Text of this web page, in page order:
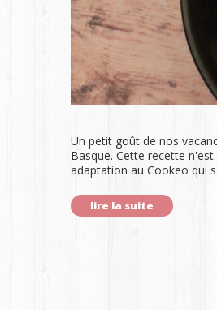
Un petit goût de nos
Basque. Cette recette
adaptation au Cookeo qui
lire la suite